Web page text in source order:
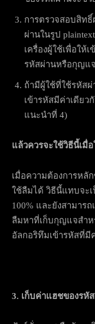
การตรวจสอบสิทธิ์
ผ่านในรูป
เครื่องผู้ใช้เพื่อให้
รหัสผ่านหรือกุญแ
ถ้ามีผู้ใช้ที่ใช้รหัส
เข้ารหัสมีค่าเดียว
แนะนำที่ 4)
แล้วควรจะใช้วิธีนี้เมื่อ
เมื่อความต้องการหลั
ใช้ลืมได้ วิธีนี้แทบจะ
100% และยังสามาร
ลืมหาที่เก็บกุญแจสำห
อัลกอริทึมเข้ารหัสที่มี
3. เก็บค่าแฮชของรหั